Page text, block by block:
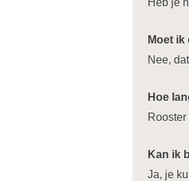
Heb je
Moet
Nee,
Hoe
Kan ik
Ja, je